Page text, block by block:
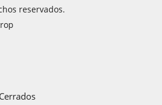
reservados.